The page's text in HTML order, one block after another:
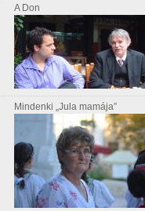
A Don
Mindenki „Jula mamája”